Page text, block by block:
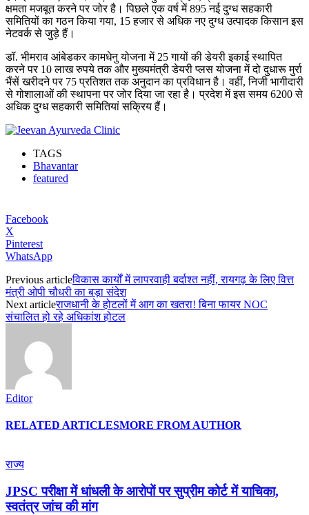
क्षमता मजबूत करने पर जोर है। पिछले एक वर्ष में 895 नई दुग्ध सहकारी
समितियों का गठन किया गया, 15 हजार से अधिक नए दुग्ध उत्पादक किसान इस
नेटवर्क से जुड़े हैं।
डॉ. भीमराव आंबेडकर कामधेनु योजना में 25 गायों की डेयरी इकाई स्थापित
करने पर 10 लाख रुपये तक और मुख्यमंत्री डेयरी प्लस योजना में दो दुधारू मुर्रा
भैंसें खरीदने पर 75 प्रतिशत तक अनुदान का प्रविधान है। वहीं, निजी भागीदारी
से गोशालाओं की स्थापना पर जोर दिया जा रहा है। प्रदेश में इस समय 6200 से
अधिक दुग्ध सहकारी समितियां सक्रिय हैं।
TAGS
Bhavantar
featured
Facebook
X
Pinterest
WhatsApp
Previous articleविकास कार्यों में लापरवाही बर्दाश्त नहीं, रायगढ़ के लिए वित्त
मंत्री ओपी चौधरी का बड़ा संदेश
Next articleराजधानी के होटलों में आग का खतरा! बिना फायर NOC
संचालित हो रहे अधिकांश होटल
Editor
RELATED ARTICLESMORE FROM AUTHOR
राज्य
JPSC परीक्षा में धांधली के आरोपों पर सुप्रीम कोर्ट में याचिका,
स्वतंत्र जांच की मांग